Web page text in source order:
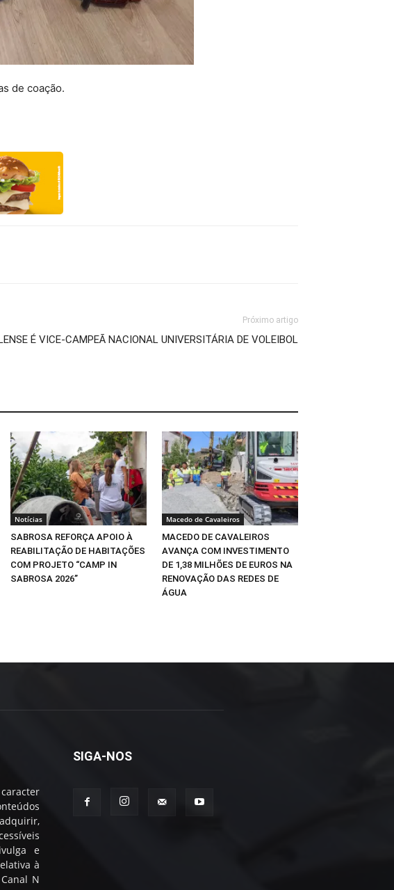
de coação.
Próximo artigo
É VICE-CAMPEÃ NACIONAL UNIVERSITÁRIA DE VOLEIBOL
Notícias
SABROSA REFORÇA APOIO À
REABILITAÇÃO DE HABITAÇÕES
COM PROJETO “CAMP IN
SABROSA 2026”
Macedo de Cavaleiros
MACEDO DE CAVALEIROS
AVANÇA COM INVESTIMENTO
DE 1,38 MILHÕES DE EUROS NA
RENOVAÇÃO DAS REDES DE
ÁGUA
e
à
N
SIGA-NOS